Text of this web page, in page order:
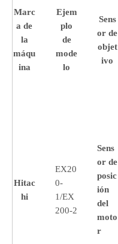
Marc
a de
la
máqu
ina
Ejem
plo
de
mode
lo
Sens
or de
objet
ivo
Hitac
hi
EX20
0-
1/EX
200-2
Sens
or de
posic
ión
del
moto
r